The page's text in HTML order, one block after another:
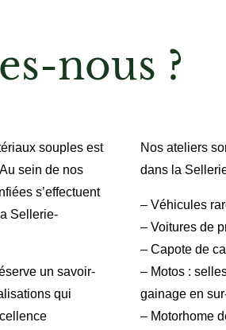
nous ?
souples est
sein de nos
s’effectuent
Sellerie-
un savoir-
qui
Nos ateliers
dans la
– Véhicules
– Voitures de
– Capote de
– Motos :
gainage en
– Motorhome